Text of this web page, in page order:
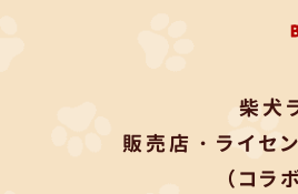
柴犬
販売店・ライセ
（コラ